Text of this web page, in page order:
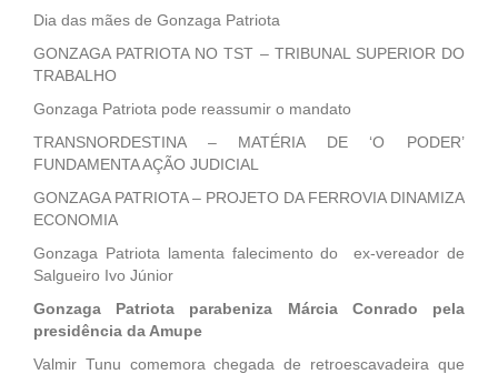
Dia das mães de Gonzaga Patriota
GONZAGA PATRIOTA NO TST – TRIBUNAL SUPERIOR DO
TRABALHO
Gonzaga Patriota pode reassumir o mandato
TRANSNORDESTINA – MATÉRIA DE ‘O PODER’
FUNDAMENTA AÇÃO JUDICIAL
GONZAGA PATRIOTA – PROJETO DA FERROVIA DINAMIZA
ECONOMIA
Gonzaga Patriota lamenta falecimento do ex-vereador de
Salgueiro Ivo Júnior
Gonzaga Patriota parabeniza Márcia Conrado pela
presidência da Amupe
Valmir Tunu comemora chegada de retroescavadeira que